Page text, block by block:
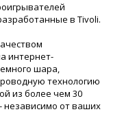
в Tivoli.
интернет-
шара,
технологию
из более чем 30
независимо от ваших